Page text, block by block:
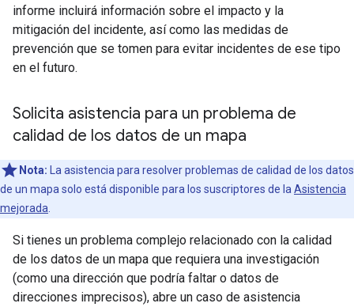
informe incluirá información sobre el impacto y la
mitigación del incidente, así como las medidas de
prevención que se tomen para evitar incidentes de ese tipo
en el futuro.
Solicita asistencia para un problema de
calidad de los datos de un mapa
Nota: La asistencia para resolver problemas de calidad de los datos
de un mapa solo está disponible para los suscriptores de la Asistencia
mejorada
Si tienes un problema complejo relacionado con la calidad
de los datos de un mapa que requiera una investigación
(como una dirección que podría faltar o datos de
direcciones imprecisos), abre un caso de asistencia